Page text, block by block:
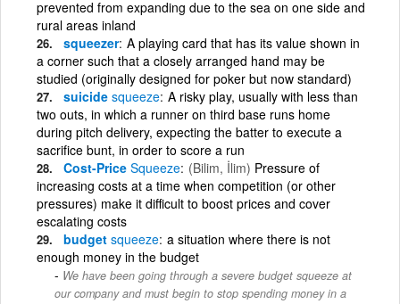
prevented from expanding due to the sea on one side and
rural areas inland
squeezer A playing card that has its value shown in
a corner such that a closely arranged hand may be
studied (originally designed for poker but now standard)
suicide squeeze A risky play, usually with less than
two outs, in which a runner on third base runs home
during pitch delivery, expecting the batter to execute a
sacrifice bunt, in order to score a run
Cost-Price Squeeze (Bilim, İlim) Pressure of
increasing costs at a time when competition (or other
pressures) make it difficult to boost prices and cover
escalating costs
budget squeeze a situation where there is not
enough money in the budget
We have been going through a severe budget squeeze at
our company and must begin to stop spending money in a